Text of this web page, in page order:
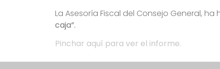
La Asesoría Fiscal del Consejo General,
caja”.
Pinchar aquí para ver el informe.